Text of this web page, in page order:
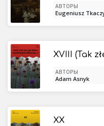
АВТОРЫ
Eugeniusz
АВТОРЫ
Adam Asnyk
XX